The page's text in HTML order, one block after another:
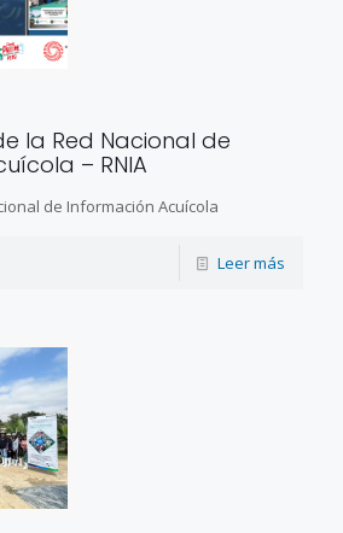
la Red Nacional de
– RNIA
de Información Acuícola
Leer más